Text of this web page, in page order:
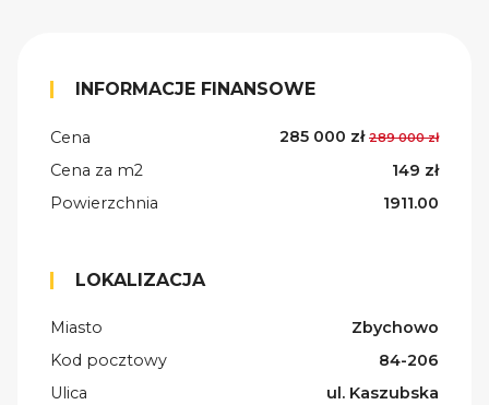
INFORMACJE FINANSOWE
Cena 285 000 zł 289 000 zł
Cena za m2
149 zł
Powierzchnia
1911.00
LOKALIZACJA
Miasto
Zbychowo
Kod pocztowy
84-206
Ulica
ul. Kaszubska